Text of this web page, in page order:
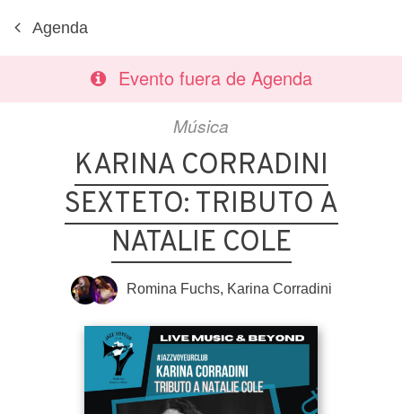
Agenda
Evento fuera de Agenda
Música
KARINA CORRADINI
SEXTETO: TRIBUTO A
NATALIE COLE
Romina Fuchs, Karina Corradini